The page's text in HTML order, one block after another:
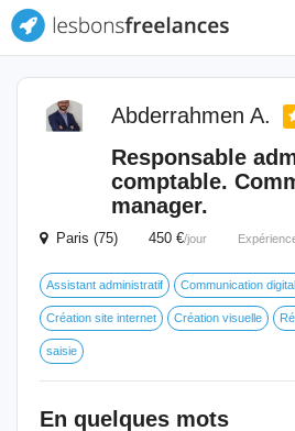
Abderrahmen A.
Responsable
comptable.
manager.
Paris (75) 450 €/jour
Assistant administratif Communication
Création site internet Création visuelle
saisie
En quelques mots